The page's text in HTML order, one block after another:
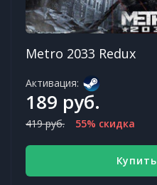
Metro 2033 Redux
Активация:
189 руб.
419 руб. 55% скидка
Купить